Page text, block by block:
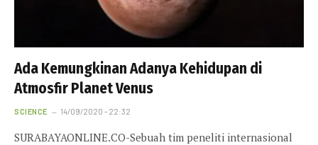
Ada Kemungkinan Adanya Kehidupan di
Atmosfir Planet Venus
SCIENCE 14/09/2020 - 22:32
SURABAYAONLINE.CO-Sebuah tim peneliti internasional